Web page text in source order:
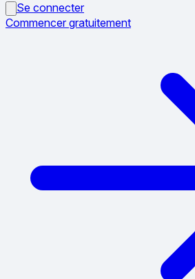
Se connecter
Commencer gratuitement